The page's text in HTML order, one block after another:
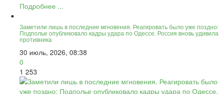
Подробнее ...
Заметили лишь в последние мгновения. Реагировать было уже поздно:
Подполье опубликовало кадры удара по Одессе. Россия вновь удивила
противника
30 июль, 2026, 08:38
0
1 253